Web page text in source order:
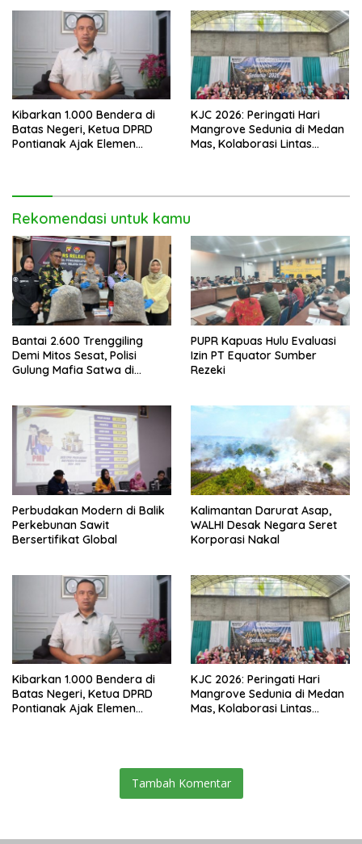
Kibarkan 1.000 Bendera di
Batas Negeri, Ketua DPRD
Pontianak Ajak Elemen
KJC 2026: Peringati Hari
Mangrove Sedunia di Medan
Mas, Kolaborasi Lintas
Rekomendasi untuk kamu
Bantai 2.600 Trenggiling
Demi Mitos Sesat, Polisi
Gulung Mafia Satwa di
PUPR Kapuas Hulu Evaluasi
Izin PT Equator Sumber
Rezeki
Perbudakan Modern di Balik
Perkebunan Sawit
Bersertifikat Global
Kalimantan Darurat Asap,
WALHI Desak Negara Seret
Korporasi Nakal
Kibarkan 1.000 Bendera di
Batas Negeri, Ketua DPRD
Pontianak Ajak Elemen
KJC 2026: Peringati Hari
Mangrove Sedunia di Medan
Mas, Kolaborasi Lintas
Tambah Komentar